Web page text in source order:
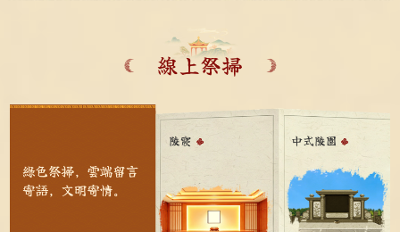
線上祭掃